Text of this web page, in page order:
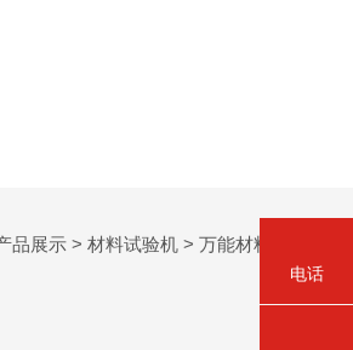
品展示 > 材料试验机 > 万能材料试验机
电话